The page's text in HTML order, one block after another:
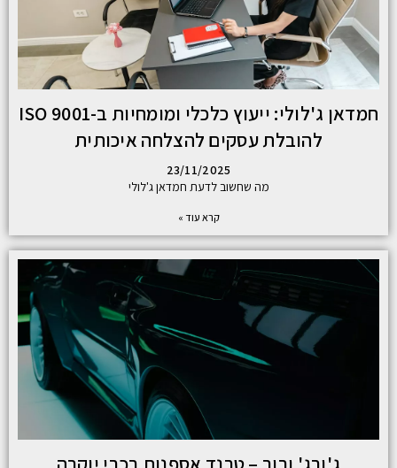
חמדאן ג'לולי: ייעוץ כלכלי ומומחיות ב-ISO 9001
להובלת עסקים להצלחה איכותית
23/11/2025
מה שחשוב לדעת חמדאן ג'לולי
קרא עוד »